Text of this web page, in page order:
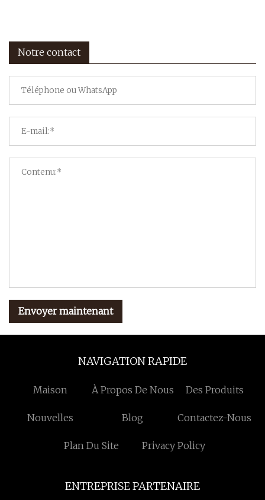
Notre contact
Envoyer maintenant
NAVIGATION RAPIDE
Maison À Propos De Nous Des Produits
Nouvelles Blog Contactez-Nous
Plan Du Site Privacy Policy
ENTREPRISE PARTENAIRE